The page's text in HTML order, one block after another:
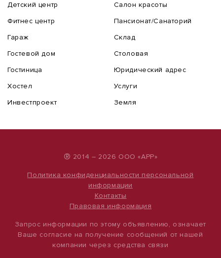
Детский центр
Фитнес центр
Гараж
Гостевой дом
Гостиница
Хостел
Инвестпроект
Салон красоты
Пансионат/Санаторий
Склад
Столовая
Юридический адрес
Услуги
Земля
® 2014 – 2026 ООО «АРР»
Политика конфиденциальности персональной
информации
Контакты
Правовая информация
Запрос информации по этому объявлению, означает
Ваше согласие на получение сообщений от нашей
компании через средства связи